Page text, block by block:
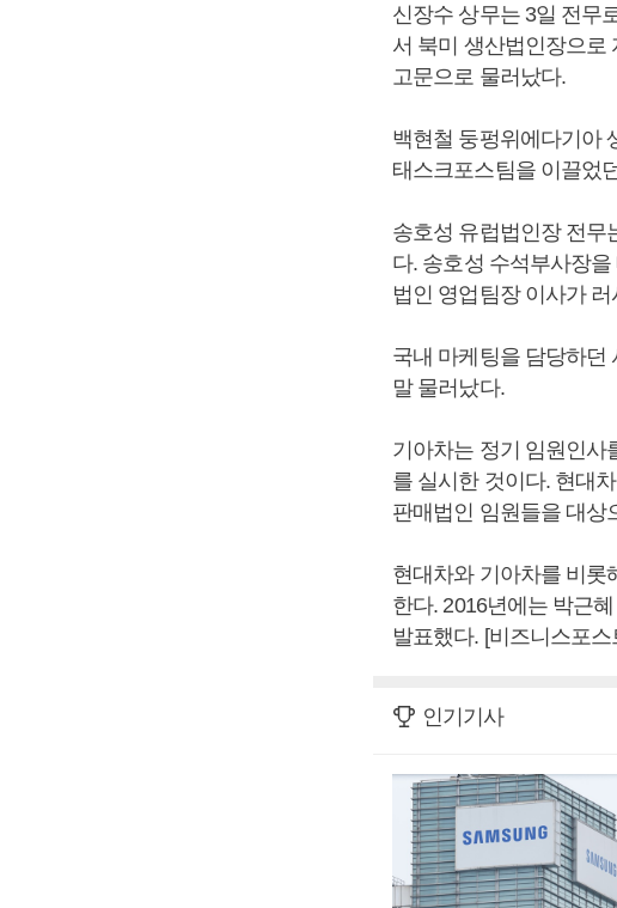
신장수 상무는 3일 전무
서 북미 생산법인장으로
고문으로 물러났다.
백현철 둥펑위에다기아
태스크포스팀을 이끌었
송호성 유럽법인장 전무
다. 송호성 수석부사장
법인 영업팀장 이사가
국내 마케팅을 담당하던
말 물러났다.
기아차는 정기 임원인사
를 실시한 것이다. 현대
판매법인 임원들을 대상
현대차와 기아차를 비롯
한다. 2016년에는 박근
발표했다. [비즈니스포
인기기사